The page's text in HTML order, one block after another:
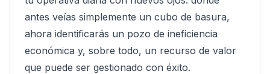
antes veías simplemente un cubo de basura,
ahora identificarás un pozo de ineficiencia
económica y, sobre todo, un recurso de valor
que puede ser gestionado con éxito.